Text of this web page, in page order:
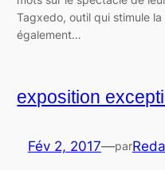
Tagxedo, outil qui stimule
également…
exposition
Fév 2, 2017—par